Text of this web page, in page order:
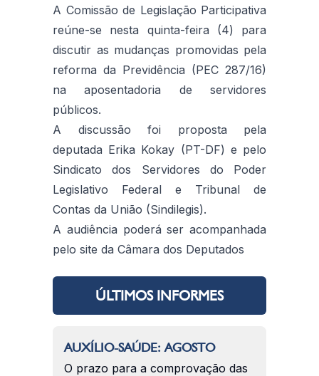
A Comissão de Legislação Participativa
reúne-se nesta quinta-feira (4) para
discutir as mudanças promovidas pela
reforma da Previdência (PEC 287/16)
na aposentadoria de servidores
públicos.
A discussão foi proposta pela
deputada Erika Kokay (PT-DF) e pelo
Sindicato dos Servidores do Poder
Legislativo Federal e Tribunal de
Contas da União (Sindilegis).
A audiência poderá ser acompanhada
pelo site da Câmara dos Deputados
ÚLTIMOS INFORMES
AUXÍLIO-SAÚDE: AGOSTO
O prazo para a comprovação das